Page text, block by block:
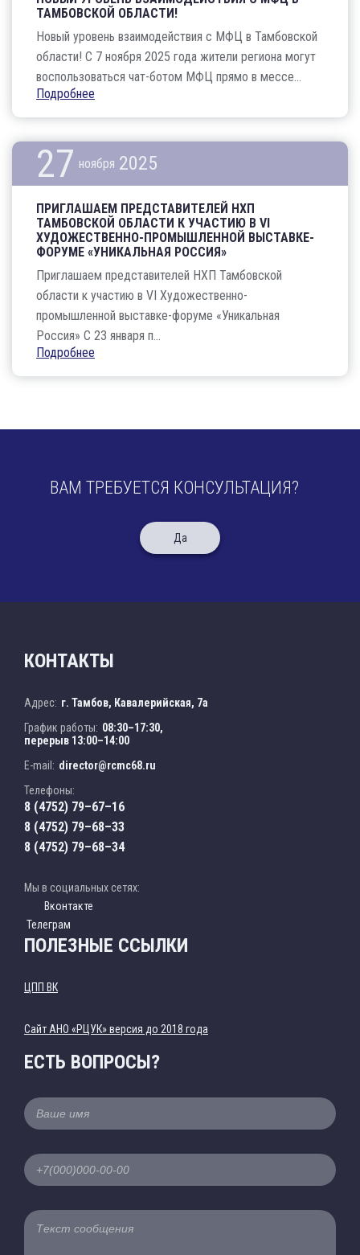
ТАМБОВСКОЙ ОБЛАСТИ!
Новый уровень взаимодействия с МФЦ в Тамбовской
области! С 7 ноября 2025 года жители региона могут
воспользоваться чат-ботом МФЦ прямо в мессе...
Подробнее
27 ноября 2025
ПРИГЛАШАЕМ ПРЕДСТАВИТЕЛЕЙ НХП
ТАМБОВСКОЙ ОБЛАСТИ К УЧАСТИЮ В VI
ХУДОЖЕСТВЕННО-ПРОМЫШЛЕННОЙ ВЫСТАВКЕ-
ФОРУМЕ «УНИКАЛЬНАЯ РОССИЯ»
Приглашаем представителей НХП Тамбовской
области к участию в VI Художественно-
промышленной выставке-форуме «Уникальная
Россия» С 23 января п...
Подробнее
ВАМ ТРЕБУЕТСЯ КОНСУЛЬТАЦИЯ?
Да
КОНТАКТЫ
Адрес: г. Тамбов, Кавалерийская, 7а
График работы: 08:30–17:30,
перерыв 13:00–14:00
E-mail: director@rcmc68.ru
Телефоны:
8 (4752) 79–67–16
8 (4752) 79–68–33
8 (4752) 79–68–34
Мы в социальных сетях:
Вконтакте
Телеграм
ПОЛЕЗНЫЕ ССЫЛКИ
ЦПП ВК
Cайт АНО «РЦУК» версия до 2018 года
ЕСТЬ ВОПРОСЫ?